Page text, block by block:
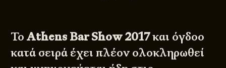
ΤοAthens Bar Show 2017και όγδοο
κατά σειρά έχει πλέον ολοκληρωθεί